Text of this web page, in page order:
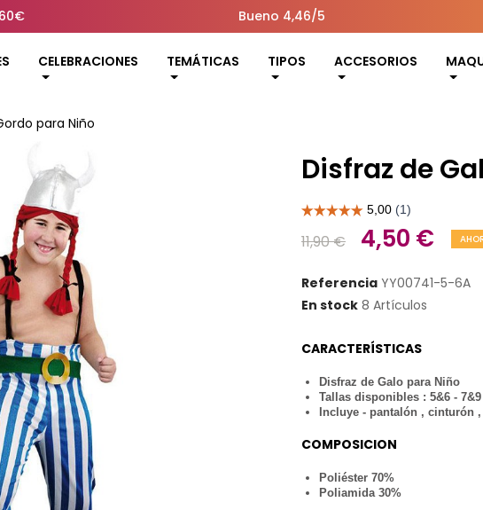
Bueno 4,46/5
CELEBRACIONES TEMÁTICAS TIPOS ACCESORIOS
para Niño
Disfraz de
11,90 € 4,50 €
Referencia YY00741-5-6A
En stock 8 Artículos
CARACTERÍSTICAS
Disfraz de Galo para Niño
Tallas disponibles : 5&6 -
Incluye - pantalón , cinturón
COMPOSICION
Poliéster 70%
Poliamida 30%